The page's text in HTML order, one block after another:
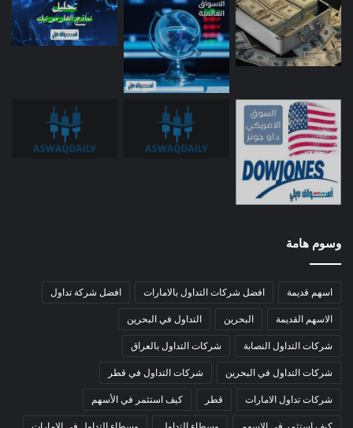
وسوم هامة
اسهم قديمة افضل شركات التداول بالامارات افضل شركة تداول
الاسهم القديمة البحرين التداول في البحرين
شركات التداول النصابة شركات التداول بالعراق
شركات التداول في البحرين شركات التداول في قطر
شركات تداول الامارات قطر كيف استثمر في الأسهم